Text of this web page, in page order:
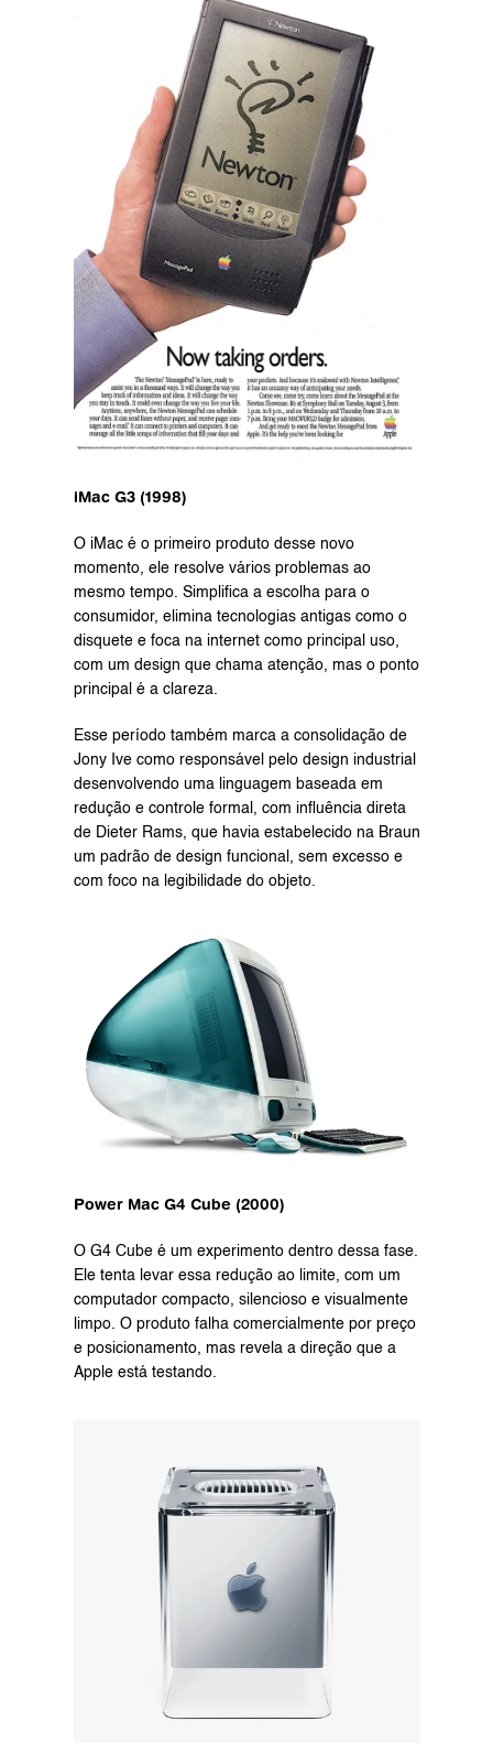
iMac G3 (1998)
O iMac é o primeiro produto desse novo
momento, ele resolve vários problemas ao
mesmo tempo. Simplifica a escolha para o
consumidor, elimina tecnologias antigas como o
disquete e foca na internet como principal uso,
com um design que chama atenção, mas o ponto
principal é a clareza.
Esse período também marca a consolidação de
Jony Ive como responsável pelo design industrial
desenvolvendo uma linguagem baseada em
redução e controle formal, com influência direta
de Dieter Rams, que havia estabelecido na Braun
um padrão de design funcional, sem excesso e
com foco na legibilidade do objeto.
Power Mac G4 Cube (2000)
O G4 Cube é um experimento dentro dessa fase.
Ele tenta levar essa redução ao limite, com um
computador compacto, silencioso e visualmente
limpo. O produto falha comercialmente por preço
e posicionamento, mas revela a direção que a
Apple está testando.